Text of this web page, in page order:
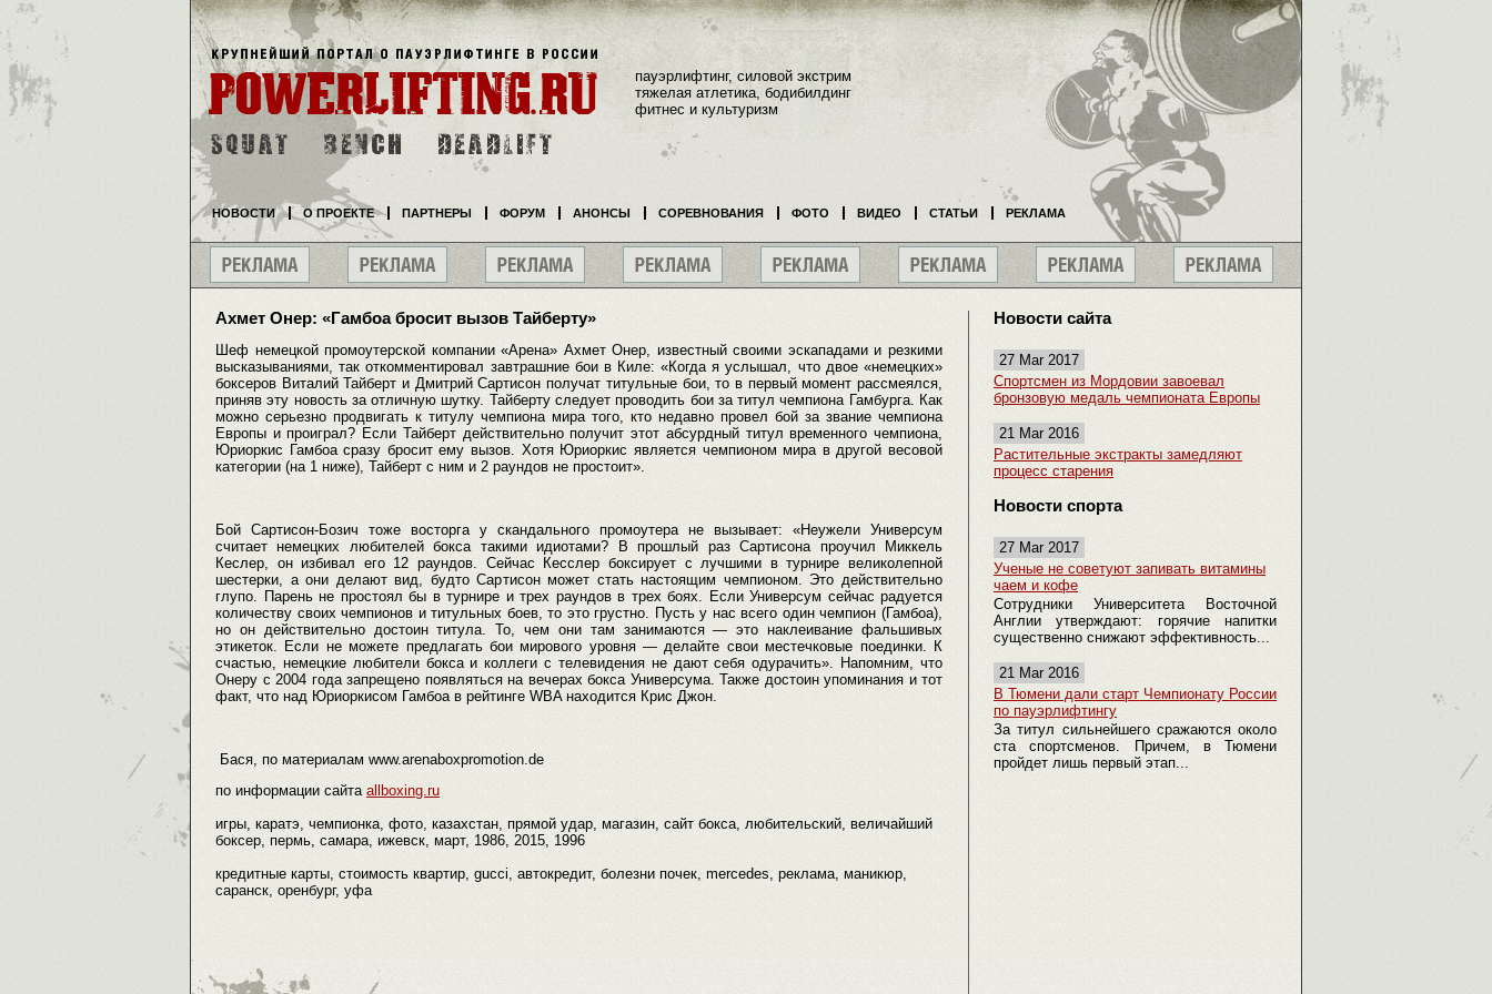
Ахмет Онер: «Гамбоа бросит вызов Тайберту»
Шеф немецкой промоутерской компании «Арена» Ахмет Онер, известный своими эскападами и резкими
высказываниями, так откомментировал завтрашние бои в Киле: «Когда я услышал, что двое «немецких»
боксеров Виталий Тайберт и Дмитрий Сартисон получат титульные бои, то в первый момент рассмеялся,
приняв эту новость за отличную шутку. Тайберту следует проводить бои за титул чемпиона Гамбурга. Как
можно серьезно продвигать к титулу чемпиона мира того, кто недавно провел бой за звание чемпиона
Европы и проиграл? Если Тайберт действительно получит этот абсурдный титул временного чемпиона,
Юриоркис Гамбоа сразу бросит ему вызов. Хотя Юриоркис является чемпионом мира в другой весовой
категории (на 1 ниже), Тайберт с ним и 2 раундов не простоит».
Бой Сартисон-Бозич тоже восторга у скандального промоутера не вызывает: «Неужели Универсум
считает немецких любителей бокса такими идиотами? В прошлый раз Сартисона проучил Миккель
Кеслер, он избивал его 12 раундов. Сейчас Кесслер боксирует с лучшими в турнире великолепной
шестерки, а они делают вид, будто Сартисон может стать настоящим чемпионом. Это действительно
глупо. Парень не простоял бы в турнире и трех раундов в трех боях. Если Универсум сейчас радуется
количеству своих чемпионов и титульных боев, то это грустно. Пусть у нас всего один чемпион (Гамбоа),
но он действительно достоин титула. То, чем они там занимаются — это наклеивание фальшивых
этикеток. Если не можете предлагать бои мирового уровня — делайте свои местечковые поединки. К
счастью, немецкие любители бокса и коллеги с телевидения не дают себя одурачить». Напомним, что
Онеру с 2004 года запрещено появляться на вечерах бокса Универсума. Также достоин упоминания и тот
факт, что над Юриоркисом Гамбоа в рейтинге WBA находится Крис Джон.
Бася, по материалам www.arenaboxpromotion.de
по информации сайта allboxing.ru
игры, каратэ, чемпионка, фото, казахстан, прямой удар, магазин, сайт бокса, любительский, величайший
боксер, пермь, самара, ижевск, март, 1986, 2015, 1996
кредитные карты, стоимость квартир, gucci, автокредит, болезни почек, mercedes, реклама, маникюр,
саранск, оренбург, уфа
Новости сайта
27 Mar 2017
Спортсмен из Мордовии завоевал
бронзовую медаль чемпионата Европы
21 Mar 2016
Растительные экстракты замедляют
процесс старения
Новости спорта
27 Mar 2017
Ученые не советуют запивать витамины
чаем и кофе
Сотрудники Университета Восточной
Англии утверждают: горячие напитки
существенно снижают эффективность...
21 Mar 2016
В Тюмени дали старт Чемпионату России
по пауэрлифтингу
За титул сильнейшего сражаются около
ста спортсменов. Причем, в Тюмени
пройдет лишь первый этап...
пауэрлифтинг, силовой экстрим
тяжелая атлетика, бодибилдинг
фитнес и культуризм
НОВОСТИ О ПРОЕКТЕ ПАРТНЕРЫ ФОРУМ АНОНСЫ СОРЕВНОВАНИЯ ФОТО ВИДЕО СТАТЬИ РЕКЛАМА